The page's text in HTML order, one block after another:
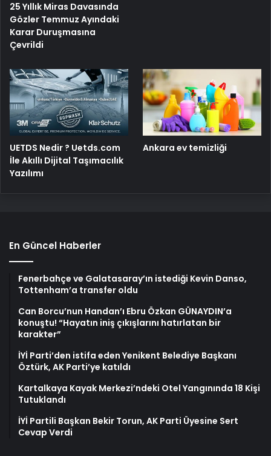
25 Yıllık Miras Davasında
Gözler Temmuz Ayındaki
Karar Duruşmasına
Çevrildi
UETDS Nedir ? Uetds.com
İle Akıllı Dijital Taşımacılık
Yazılımı
Ankara ev temizliği
En Güncel Haberler
Fenerbahçe ve Galatasaray’ın istediği Kevin Danso,
Tottenham’a transfer oldu
Can Borcu’nun Handan’ı Ebru Özkan GÜNAYDIN’a
konuştu! “Hayatın iniş çıkışlarını hatırlatan bir
karakter”
İYİ Parti’den istifa eden Yenikent Belediye Başkanı
Öztürk, AK Parti’ye katıldı
Kartalkaya Kayak Merkezi’ndeki Otel Yangınında 18 Kişi
Tutuklandı
İYİ Partili Başkan Bekir Torun, AK Parti Üyesine Sert
Cevap Verdi